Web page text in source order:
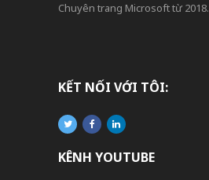
Chuyên trang Microsoft từ 2018.
KẾT NỐI VỚI TÔI:
KÊNH YOUTUBE